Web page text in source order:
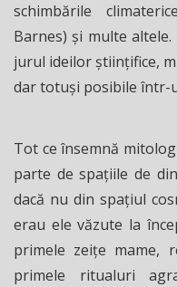
schimbările
Barnes) şi multe
jurul ideilor științifice,
dar totuşi posibile într-
Tot ce însemnă
parte de spaţiile de
dacă nu din spaţiul
erau ele văzute la
primele zeiţe mame,
primele ritualuri